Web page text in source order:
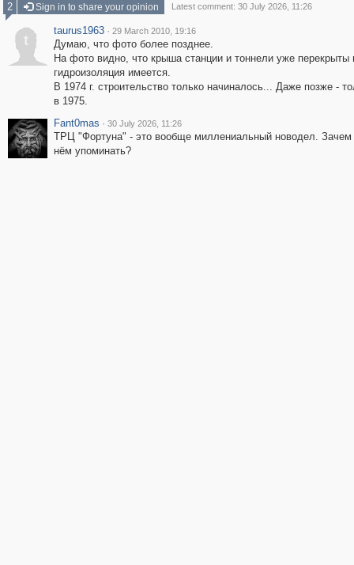
2
Sign in to share your opinion Latest comment: 30 July 2026, 11:26
t
taurus1963 · 29 March 2010, 19:16
Думаю, что фото более позднее.
На фото видно, что крыша станции и тоннели уже перекрыты
гидроизоляция имеется.
В 1974 г. строительство только начиналось... Даже позже -
в 1975.
Fant0mas · 30 July 2026, 11:26
ТРЦ "Фортуна" - это вообще миллениальный новодел.
нём упоминать?